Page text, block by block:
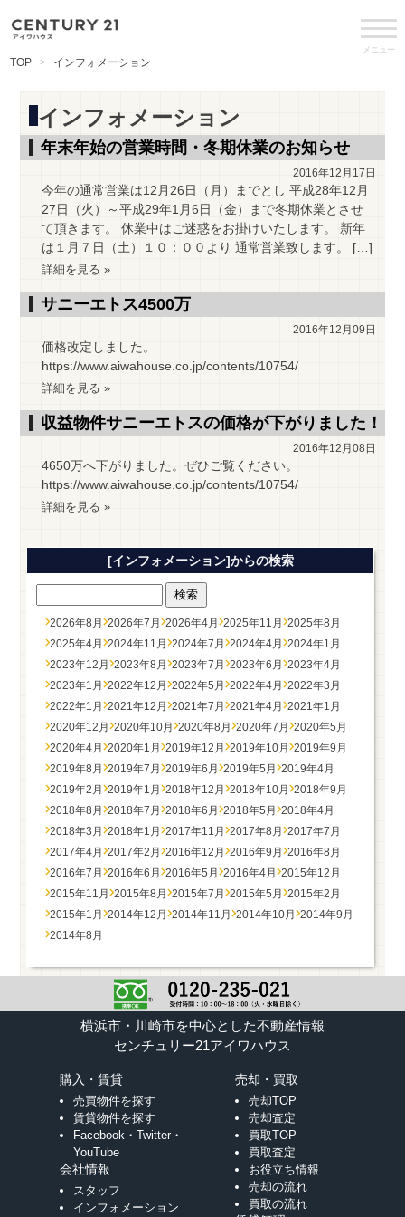
メニュー
TOP インフォメーション
インフォメーション
年末年始の営業時間・冬期休業のお知らせ
2016年12月17日
今年の通常営業は12月26日（月）までとし 平成28年12月
27日（火）～平成29年1月6日（金）まで冬期休業とさせ
て頂きます。 休業中はご迷惑をお掛けいたします。 新年
は１月７日（土）１０：００より 通常営業致します。 […]
詳細を見る »
サニーエトス4500万
2016年12月09日
価格改定しました。
https://www.aiwahouse.co.jp/contents/10754/
詳細を見る »
収益物件サニーエトスの価格が下がりました！
2016年12月08日
4650万へ下がりました。ぜひご覧ください。
https://www.aiwahouse.co.jp/contents/10754/
詳細を見る »
[インフォメーション]からの検索
2026年8月 2026年7月 2026年4月 2025年11月 2025年8月
2025年4月 2024年11月 2024年7月 2024年4月 2024年1月
2023年12月 2023年8月 2023年7月 2023年6月 2023年4月
2023年1月 2022年12月 2022年5月 2022年4月 2022年3月
2022年1月 2021年12月 2021年7月 2021年4月 2021年1月
2020年12月 2020年10月 2020年8月 2020年7月 2020年5月
2020年4月 2020年1月 2019年12月 2019年10月 2019年9月
2019年8月 2019年7月 2019年6月 2019年5月 2019年4月
2019年2月 2019年1月 2018年12月 2018年10月 2018年9月
2018年8月 2018年7月 2018年6月 2018年5月 2018年4月
2018年3月 2018年1月 2017年11月 2017年8月 2017年7月
2017年4月 2017年2月 2016年12月 2016年9月 2016年8月
2016年7月 2016年6月 2016年5月 2016年4月 2015年12月
2015年11月 2015年8月 2015年7月 2015年5月 2015年2月
2015年1月 2014年12月 2014年11月 2014年10月 2014年9月
2014年8月
横浜市・川崎市を中心とした不動産情報
センチュリー21アイワハウス
購入・賃貸
売買物件を探す
賃貸物件を探す
Facebook・Twitter・
YouTube
会社情報
スタッフ
インフォメーション
売却・買取
売却TOP
売却査定
買取TOP
買取査定
お役立ち情報
売却の流れ
買取の流れ